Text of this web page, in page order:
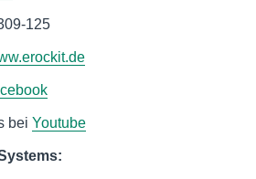
125
bei Youtube